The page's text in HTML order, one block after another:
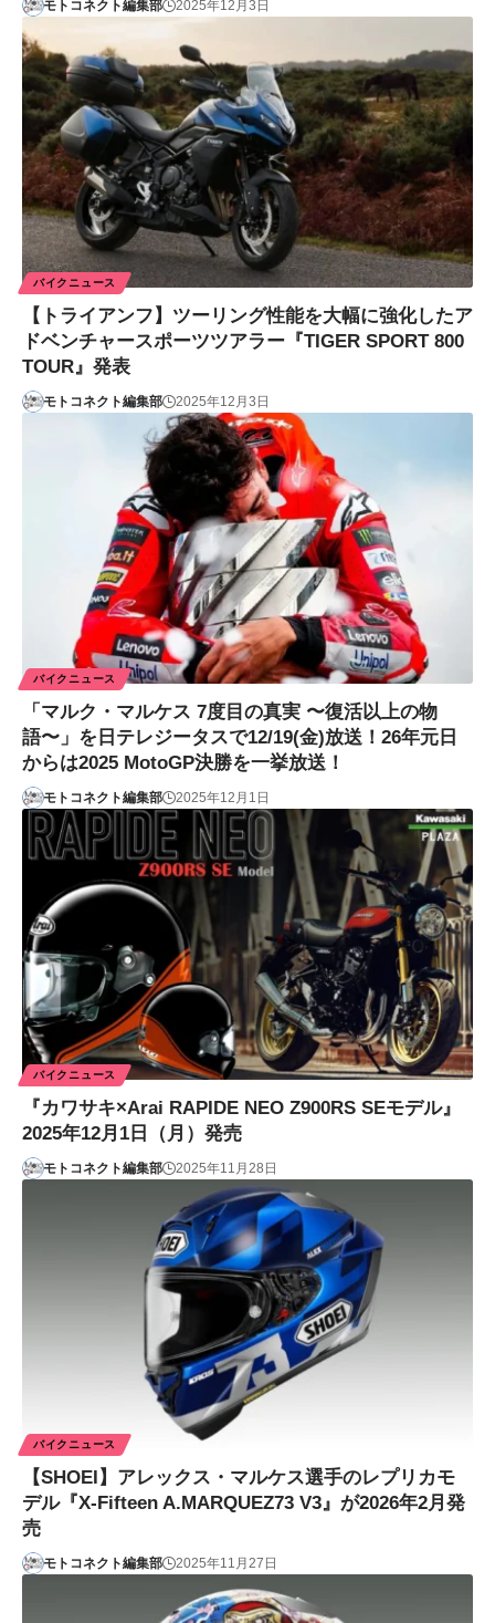
モトコネクト編集部 2025年12月3日
バイクニュース
【トライアンフ】ツーリング性能を大幅に強化したア
ドベンチャースポーツツアラー『TIGER SPORT 800
TOUR』発表
モトコネクト編集部 2025年12月3日
バイクニュース
「マルク・マルケス 7度目の真実 〜復活以上の物
語〜」を日テレジータスで12/19(金)放送！26年元日
からは2025 MotoGP決勝を一挙放送！
モトコネクト編集部 2025年12月1日
バイクニュース
『カワサキ×Arai RAPIDE NEO Z900RS SEモデル』
2025年12月1日（月）発売
モトコネクト編集部 2025年11月28日
バイクニュース
【SHOEI】アレックス・マルケス選手のレプリカモ
デル『X-Fifteen A.MARQUEZ73 V3』が2026年2月発
売
モトコネクト編集部 2025年11月27日